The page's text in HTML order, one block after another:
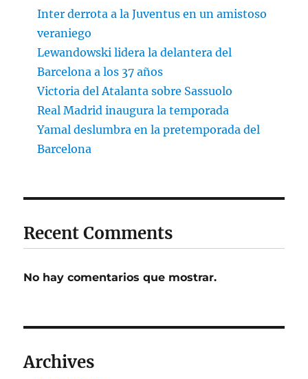
Inter derrota a la Juventus en un amistoso
veraniego
Lewandowski lidera la delantera del
Barcelona a los 37 años
Victoria del Atalanta sobre Sassuolo
Real Madrid inaugura la temporada
Yamal deslumbra en la pretemporada del
Barcelona
Recent Comments
No hay comentarios que mostrar.
Archives